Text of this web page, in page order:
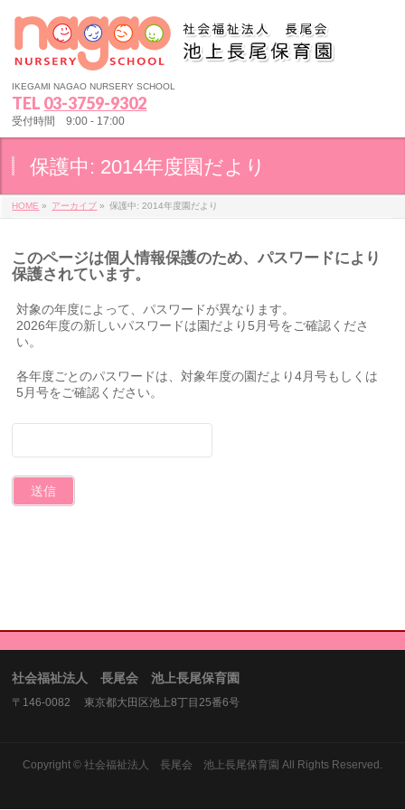
IKEGAMI NAGAO NURSERY SCHOOL
TEL 03-3759-9302
受付時間 9:00 - 17:00
保護中: 2014年度園だより
HOME » アーカイブ » 保護中: 2014年度園だより
このページは個人情報保護のため、パスワードにより
保護されています。
対象の年度によって、パスワードが異なります。
2026年度の新しいパスワードは園だより5月号をご確認くださ
い。
各年度ごとのパスワードは、対象年度の園だより4月号もしくは
5月号をご確認ください。
社会福祉法人 長尾会 池上長尾保育園
〒146-0082 東京都大田区池上8丁目25番6号
Copyright © 社会福祉法人 長尾会 池上長尾保育園 All Rights Reserved.